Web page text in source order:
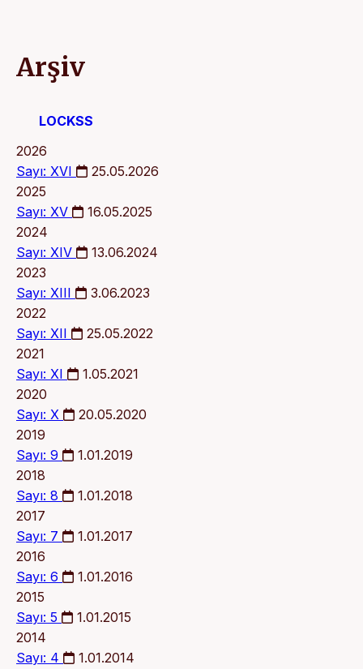
Arşiv
LOCKSS
2026
Sayı: XVI
25.05.2026
2025
Sayı: XV
16.05.2025
2024
Sayı: XIV
13.06.2024
2023
Sayı: XIII
3.06.2023
2022
Sayı: XII
25.05.2022
2021
Sayı: XI
1.05.2021
2020
Sayı: X
20.05.2020
2019
Sayı: 9
1.01.2019
2018
Sayı: 8
1.01.2018
2017
Sayı: 7
1.01.2017
2016
Sayı: 6
1.01.2016
2015
Sayı: 5
1.01.2015
2014
Sayı: 4
1.01.2014